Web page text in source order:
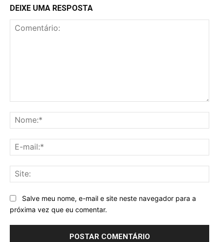
DEIXE UMA RESPOSTA
Salve meu nome, e-mail e site neste navegador para a
próxima vez que eu comentar.